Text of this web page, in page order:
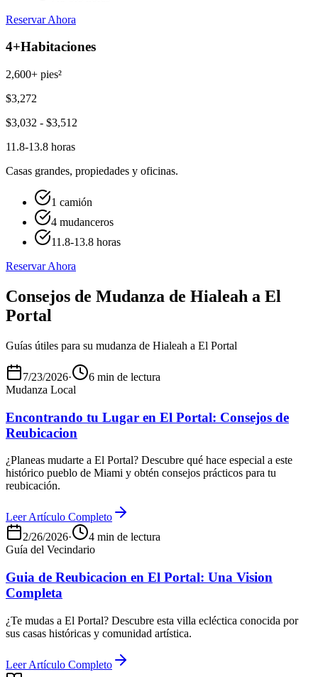
Reservar Ahora
4+Habitaciones
2,600+ pies²
$3,272
$3,032 - $3,512
11.8-13.8 horas
Casas grandes, propiedades y oficinas.
1 camión
4 mudanceros
11.8-13.8 horas
Reservar Ahora
Consejos de Mudanza de Hialeah a El
Portal
Guías útiles para su mudanza de Hialeah a El Portal
7/23/2026·
6 min de lectura
Mudanza Local
Encontrando tu Lugar en El Portal: Consejos de
Reubicacion
¿Planeas mudarte a El Portal? Descubre qué hace especial a este
histórico pueblo de Miami y obtén consejos prácticos para tu
reubicación.
Leer Artículo Completo
2/26/2026·
4 min de lectura
Guía del Vecindario
Guia de Reubicacion en El Portal: Una Vision
Completa
¿Te mudas a El Portal? Descubre esta villa ecléctica conocida por
sus casas históricas y comunidad artística.
Leer Artículo Completo